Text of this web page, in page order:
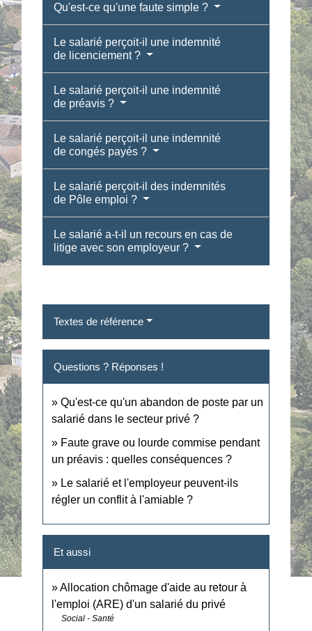
Qu'est-ce qu'une faute simple ?
Le salarié perçoit-il une indemnité
de licenciement ?
Le salarié perçoit-il une indemnité
de préavis ?
Le salarié perçoit-il une indemnité
de congés payés ?
Le salarié perçoit-il des indemnités
de Pôle emploi ?
Le salarié a-t-il un recours en cas de
litige avec son employeur ?
Textes de référence
Questions ? Réponses !
Qu'est-ce qu'un abandon de poste par un
salarié dans le secteur privé ?
Faute grave ou lourde commise pendant
un préavis : quelles conséquences ?
Le salarié et l'employeur peuvent-ils
régler un conflit à l'amiable ?
Et aussi
Allocation chômage d'aide au retour à
l'emploi (ARE) d'un salarié du privé
Social - Santé